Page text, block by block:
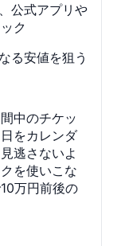
公式アプリや
ク
る安値を狙う
中のチケッ
をカレンダ
逃さないよ
を使いこな
万円前後の